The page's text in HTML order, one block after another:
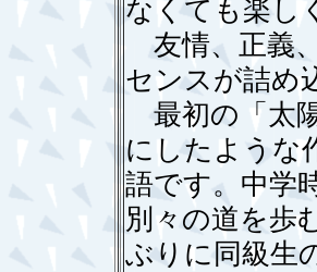
なくても楽し
友情、正義
センスが詰め
最初の「太
にしたような
語です。中学
別々の道を歩
ぶりに同級生